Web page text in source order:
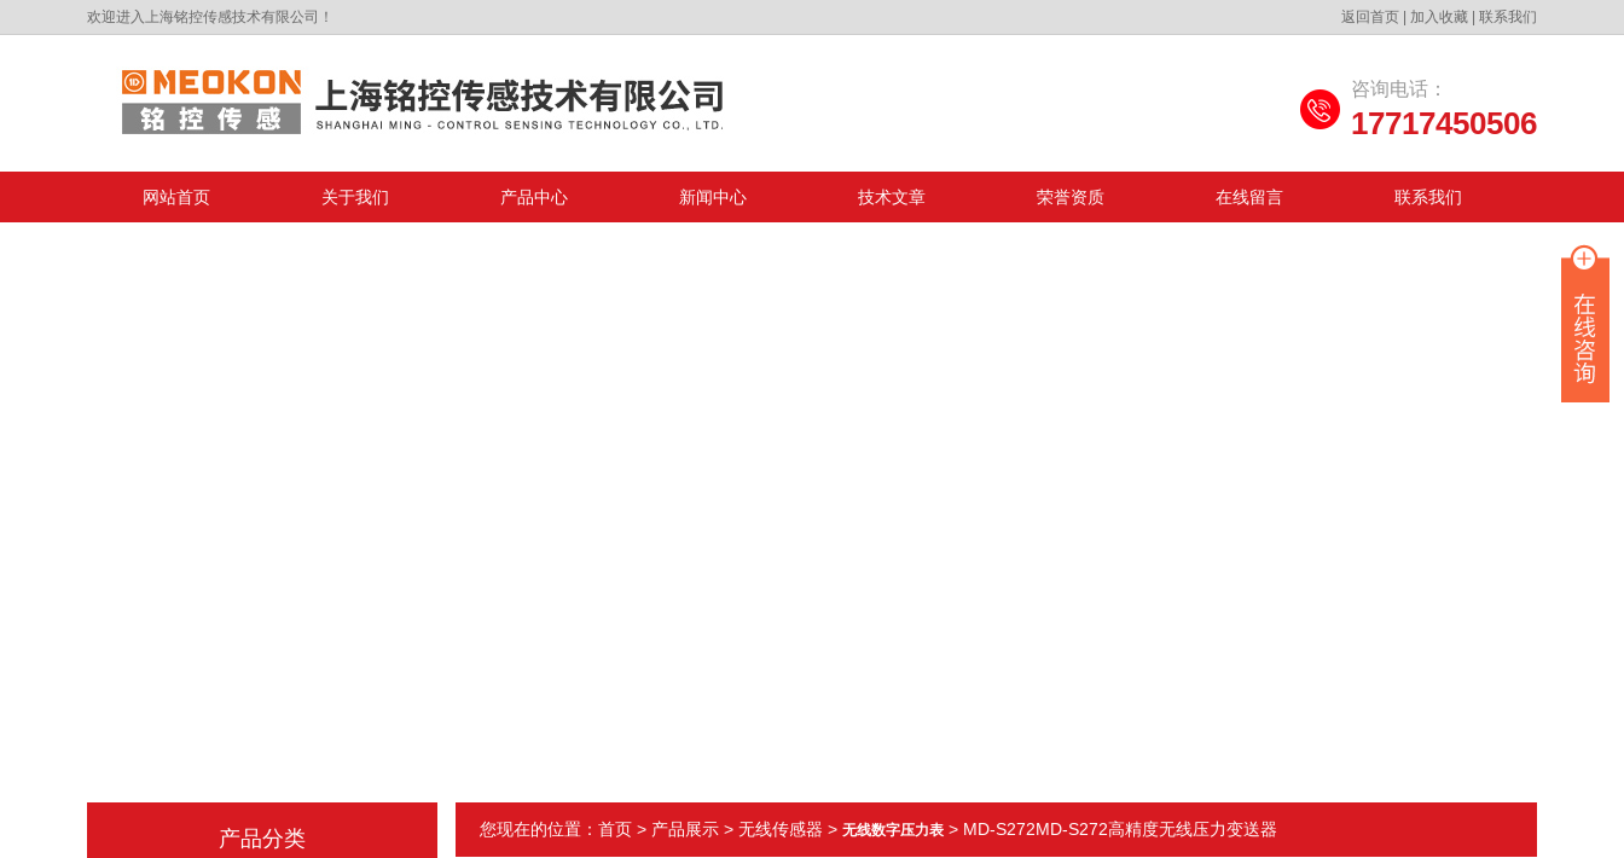
欢迎进入上海铭控传感技术有限公司！ 返回首页 加入收藏 联系我们
咨询电话：
17717450506
网站首页 关于我们 产品中心 新闻中心 技术文章 荣誉资质 在线留言 联系我们
产品分类 您现在的位置： 首页 > 产品展示 > 无线传感器 > 无线数字压力表 > MD-S272MD-S272高精度无线压力变送器